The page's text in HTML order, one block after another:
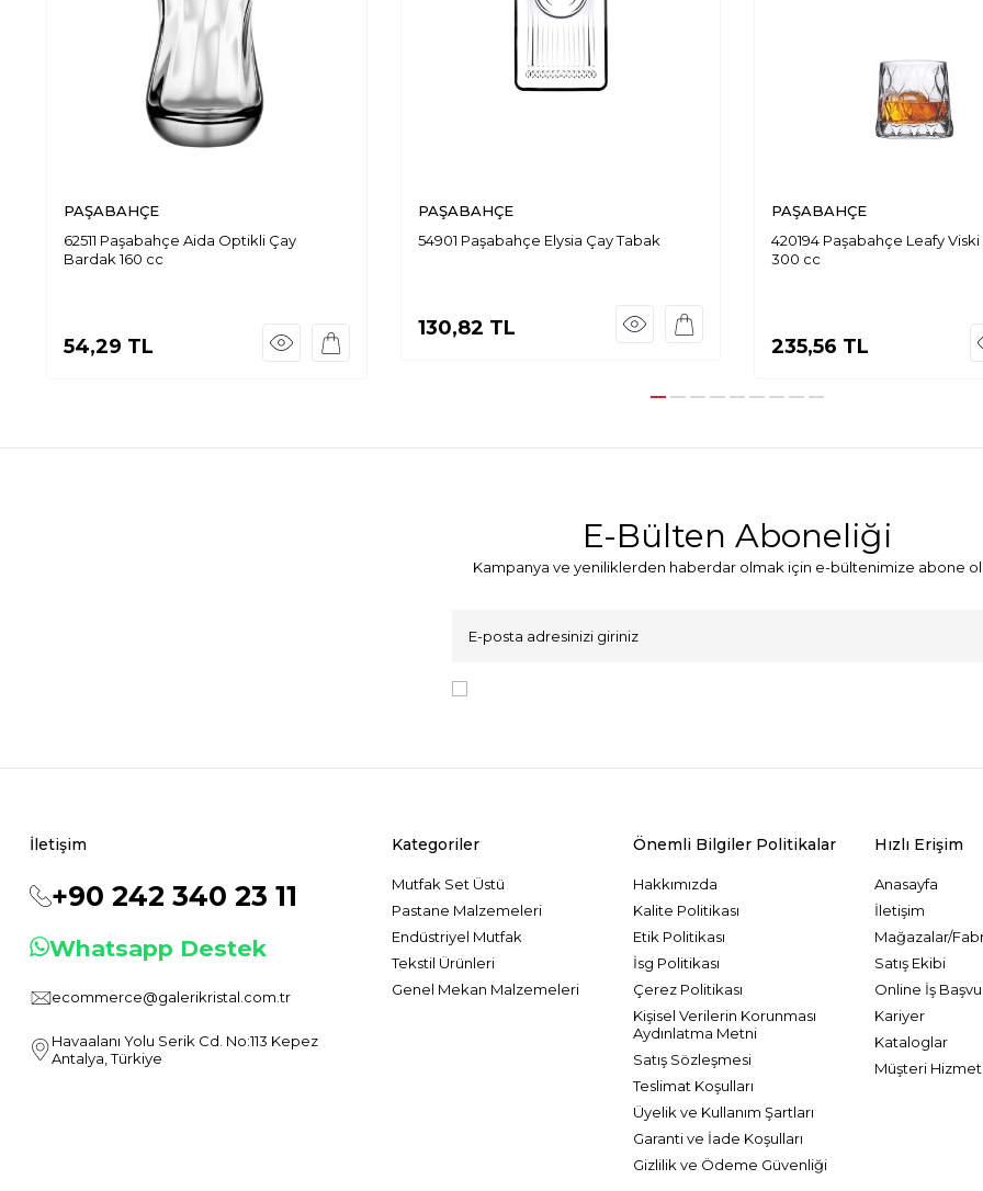
PAŞABAHÇE
62511 Paşabahçe Aida Optikli Çay
Bardak 160 cc
54,29 TL
PAŞABAHÇE
54901 Paşabahçe Elysia Çay Tabak
130,82 TL
PAŞABAHÇE
420194 Paşabahçe Leafy Viski
300 cc
235,56 TL
E-Bülten Aboneliği
Kampanya ve yeniliklerden haberdar olmak için e-bültenimize abone
İletişim
+90 242 340 23 11
Whatsapp Destek
ecommerce@galerikristal.com.tr
Havaalanı Yolu Serik Cd. No:113 Kepez
Antalya, Türkiye
Kategoriler
Mutfak Set Üstü
Pastane Malzemeleri
Endüstriyel Mutfak
Tekstil Ürünleri
Genel Mekan Malzemeleri
Önemli Bilgiler Politikalar
Hakkımızda
Kalite Politikası
Etik Politikası
İsg Politikası
Çerez Politikası
Kişisel Verilerin Korunması
Aydınlatma Metni
Satış Sözleşmesi
Teslimat Koşulları
Üyelik ve Kullanım Şartları
Garanti ve İade Koşulları
Gizlilik ve Ödeme Güvenliği
Hızlı Erişim
Anasayfa
İletişim
Mağazalar/
Satış Ekibi
Online İş
Kariyer
Kataloglar
Müşteri